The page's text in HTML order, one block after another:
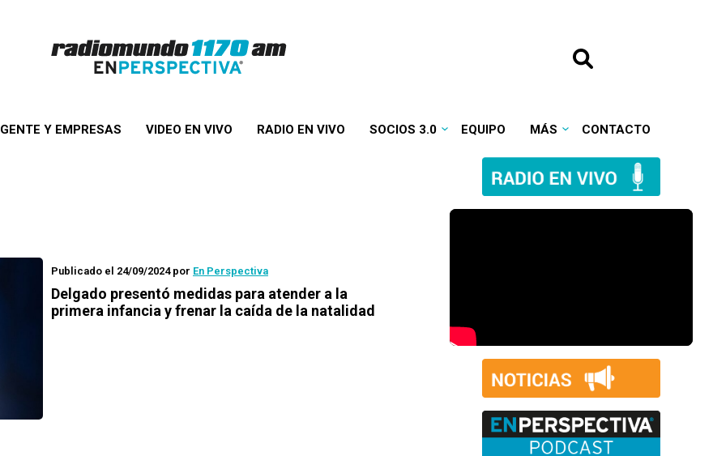
GENTE Y EMPRESAS VIDEO EN VIVO RADIO EN VIVO SOCIOS 3.0 EQUIPO MÁS CONTACTO
Publicado el 24/09/2024por En Perspectiva
Delgado presentó medidas para atender a la
primera infancia y frenar la caída de la natalidad